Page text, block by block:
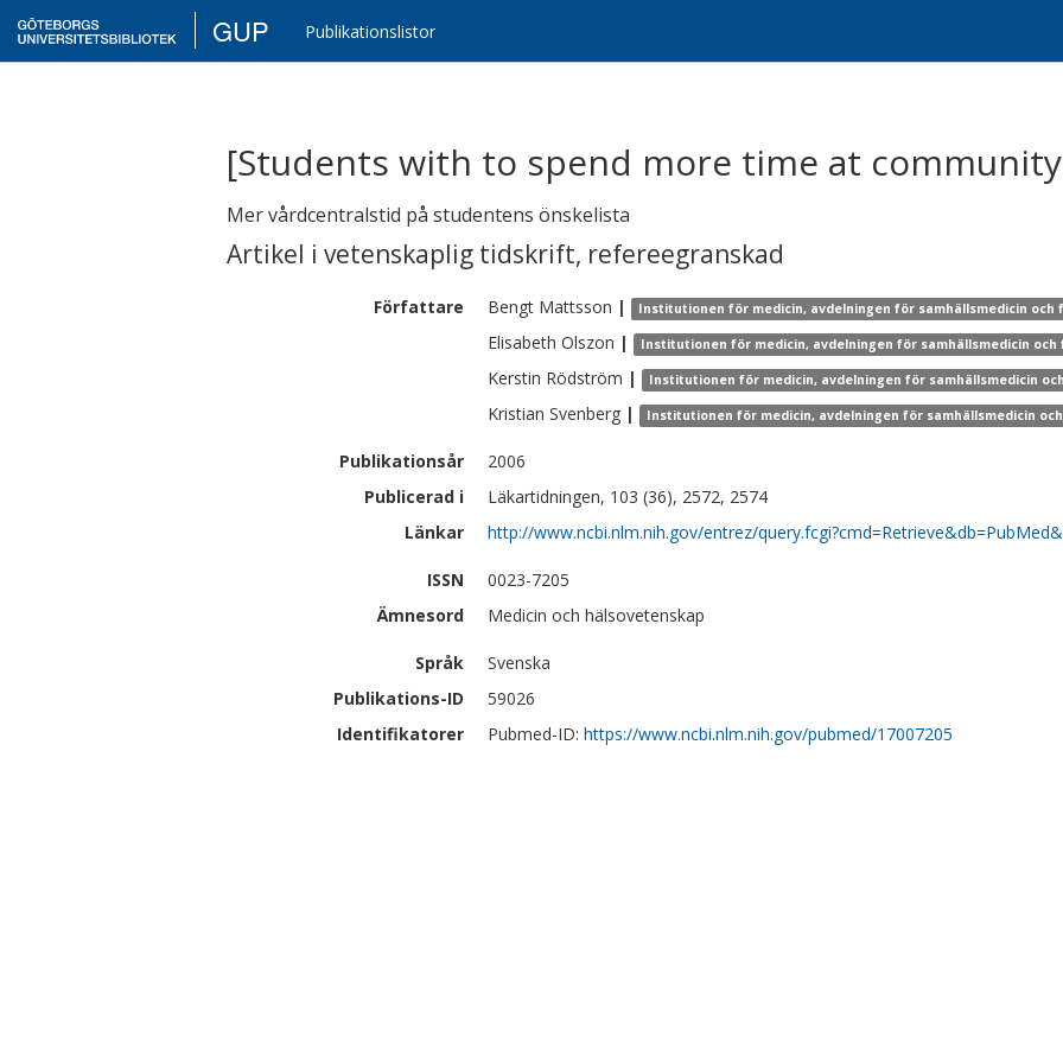
GUP Publikationslistor
[Students with to spend more time at
Mer vårdcentralstid på studentens önskelista
Artikel i vetenskaplig tidskrift, refereegranskad
Författare Bengt Mattsson | Institutionen för medicin, avdelningen för samhällsmedicin och
Elisabeth Olszon | Institutionen för medicin, avdelningen för samhällsmedicin och
Kerstin Rödström | Institutionen för medicin, avdelningen för samhällsmedicin
Kristian Svenberg | Institutionen för medicin, avdelningen för samhällsmedicin
Publikationsår
2006
Publicerad i
Läkartidningen, 103 (36), 2572, 2574
Länkar
http://www.ncbi.nlm.nih.gov/entrez/
ISSN
0023-7205
Ämnesord
Medicin och hälsovetenskap
Språk
Svenska
Publikations-ID
59026
Identifikatorer
Pubmed-ID: https://www.ncbi.nlm.nih.gov/pubmed/17007205